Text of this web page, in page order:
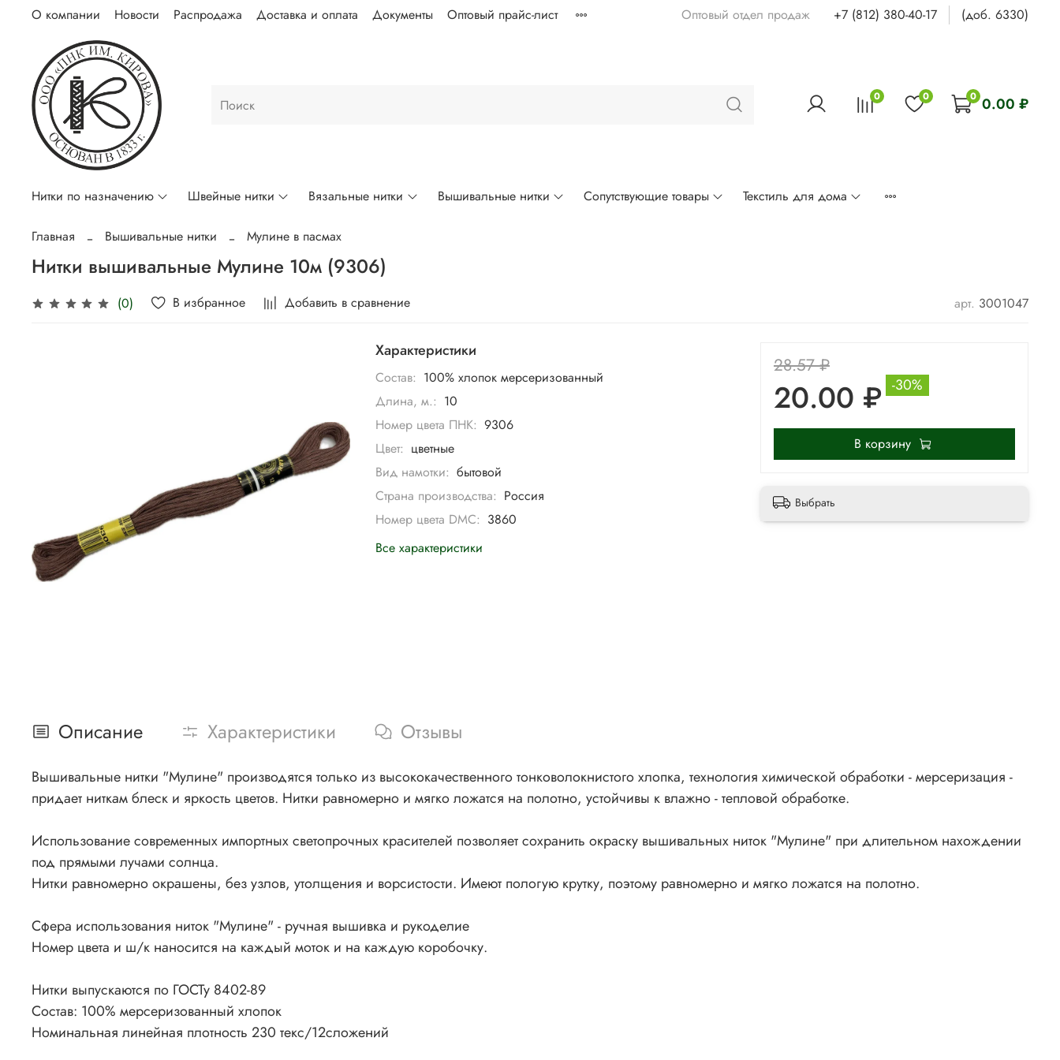
О компании Новости Распродажа Доставка и оплата Документы Оптовый прайс-лист Оптовый отдел продаж +7 (812) 380-40-17 (доб. 6330)
0 0 0 0.00 ₽
Нитки по назначению Швейные нитки Вязальные нитки Вышивальные нитки Сопутствующие товары Текстиль для дома
Главная Вышивальные нитки Мулине в пасмах
Нитки вышивальные Мулине 10м (9306)
(0) В избранное Добавить в сравнение арт. 3001047
Характеристики
Состав: 100% хлопок мерсеризованный
Длина, м.: 10
Номер цвета ПНК: 9306
Цвет: цветные
Вид намотки: бытовой
Страна производства: Россия
Номер цвета DMC: 3860
Все характеристики
28.57 ₽
20.00 ₽ -30%
В корзину
Выбрать
Описание Характеристики Отзывы
Вышивальные нитки "Мулине" производятся только из высококачественного тонковолокнистого хлопка, технология химической обработки - мерсеризация -
придает ниткам блеск и яркость цветов. Нитки равномерно и мягко ложатся на полотно, устойчивы к влажно - тепловой обработке.
Использование современных импортных светопрочных красителей позволяет сохранить окраску вышивальных ниток "Мулине" при длительном нахождении
под прямыми лучами солнца.
Нитки равномерно окрашены, без узлов, утолщения и ворсистости. Имеют пологую крутку, поэтому равномерно и мягко ложатся на полотно.
Сфера использования ниток "Мулине" - ручная вышивка и рукоделие
Номер цвета и ш/к наносится на каждый моток и на каждую коробочку.
Нитки выпускаются по ГОСТу 8402-89
Состав: 100% мерсеризованный хлопок
Номинальная линейная плотность 230 текс/12сложений